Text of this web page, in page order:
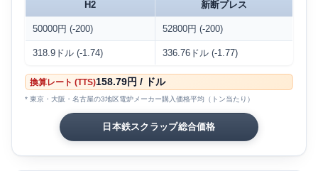
H2 新断プレス
50000円 (-200) 52800円 (-200)
318.9ドル (-1.74) 336.76ドル (-1.77)
換算レート (TTS)158.79円 / ドル
* 東京・大阪・名古屋の3地区電炉メーカー購入価格平均（トン当たり）
日本鉄スクラップ総合価格